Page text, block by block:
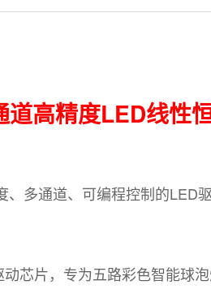
高精度LED线性
通道、可编程控制的LED
芯片，专为五路彩色智能球